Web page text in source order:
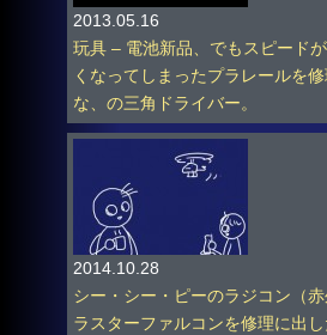
2013.05.16
玩具 – 電池新品、でもスピード
くなってしまったプラレールを
な、の三角ドライバー。
2014.10.28
シー・シー・ピーのラジコン（
ラスターファルコンを修理に出